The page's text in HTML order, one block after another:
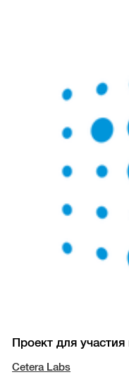
Проект для участия
Cetera Labs